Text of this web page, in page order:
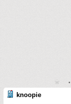
knoopie